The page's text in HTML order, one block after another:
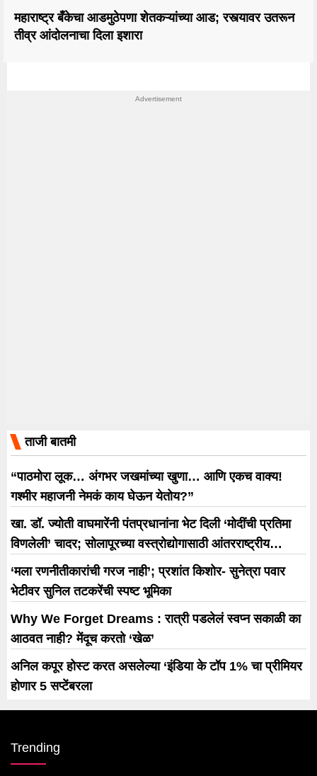
महाराष्ट्र बँकेचा आडमुठेपणा शेतकऱ्यांच्या आड; रस्त्यावर उतरून
तीव्र आंदोलनाचा दिला इशारा
ताजी बातमी
“पाठमोरा लूक… अंगभर जखमांच्या खुणा… आणि एकच वाक्य!
गश्मीर महाजनी नेमकं काय घेऊन येतोय?”
खा. डॉ. ज्योती वाघमारेंनी पंतप्रधानांना भेट दिली ‘मोदींची प्रतिमा
विणलेली’ चादर; सोलापूरच्या वस्त्रोद्योगासाठी आंतरराष्ट्रीय
धोरणाची मागणी
‘मला रणनीतीकारांची गरज नाही’; प्रशांत किशोर- सुनेत्रा पवार
भेटीवर सुनिल तटकरेंची स्पष्ट भूमिका
Why We Forget Dreams : रात्री पडलेलं स्वप्न सकाळी का
आठवत नाही? मेंदूच करतो ‘खेळ’
अनिल कपूर होस्ट करत असलेल्या ‘इंडिया के टॉप 1% चा प्रीमियर
होणार 5 सप्टेंबरला
Trending